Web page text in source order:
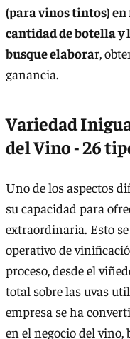
(para vinos tintos)
cantidad de botella y
busque elaborar,
ganancia.
Variedad
del Vino - 26
Uno de los aspectos
su capacidad para
extraordinaria. Esto
operativo de
proceso, desde el
total sobre las uvas
empresa se ha
en el negocio del